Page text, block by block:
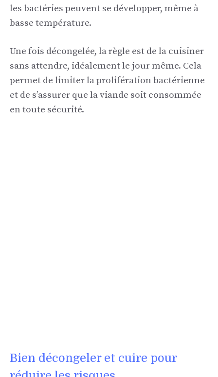
les bactéries peuvent se développer, même à
basse température.
Une fois décongelée, la règle est de la cuisiner
sans attendre, idéalement le jour même. Cela
permet de limiter la prolifération bactérienne
et de s’assurer que la viande soit consommée
en toute sécurité.
Bien décongeler et cuire pour